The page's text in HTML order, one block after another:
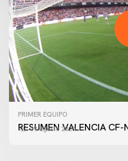
PRIMER EQUIPO
RESUMEN VALENCIA
09 agosto 2026
PRIMER EQUIPO
GALERÍA | VALENCIA CF
54ª EDICIÓN TROFEU